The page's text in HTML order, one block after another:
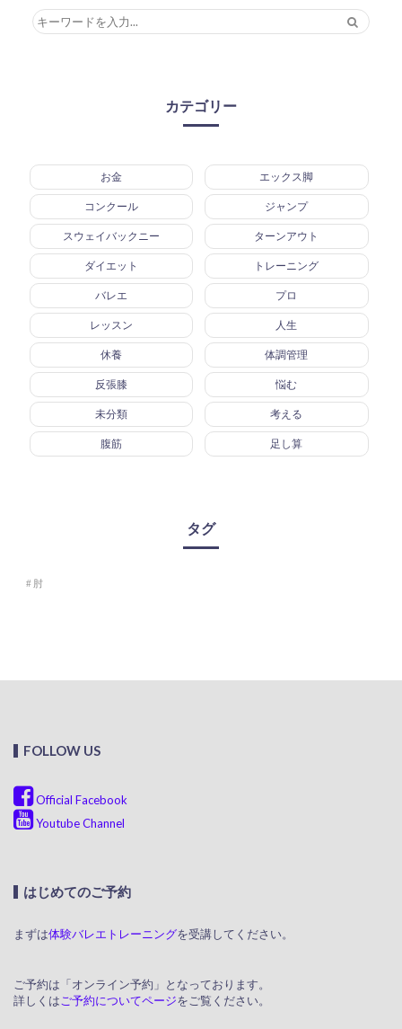
カテゴリー
お金 エックス脚
コンクール ジャンプ
スウェイバックニー ターンアウト
ダイエット トレーニング
バレエ プロ
レッスン 人生
休養 体調管理
反張膝 悩む
未分類 考える
腹筋 足し算
タグ
肘
FOLLOW US
Official Facebook
Youtube Channel
はじめてのご予約
まずは体験バレエトレーニングを受講してください。
ご予約は「オンライン予約」となっております。
詳しくは ご予約についてページをご覧ください。